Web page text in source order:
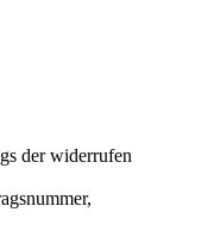
der widerrufen